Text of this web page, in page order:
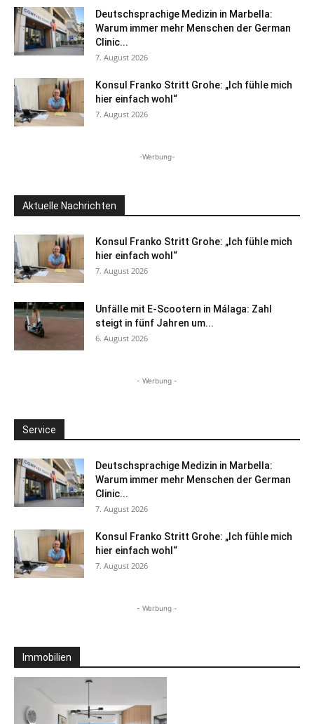
Deutschsprachige Medizin in Marbella:
Warum immer mehr Menschen der German
Clinic...
7. August 2026
Konsul Franko Stritt Grohe: „Ich fühle mich
hier einfach wohl“
7. August 2026
-Werbung-
Aktuelle Nachrichten
Konsul Franko Stritt Grohe: „Ich fühle mich
hier einfach wohl“
7. August 2026
Unfälle mit E-Scootern in Málaga: Zahl
steigt in fünf Jahren um...
6. August 2026
- Werbung -
Service
Deutschsprachige Medizin in Marbella:
Warum immer mehr Menschen der German
Clinic...
7. August 2026
Konsul Franko Stritt Grohe: „Ich fühle mich
hier einfach wohl“
7. August 2026
- Werbung -
Immobilien